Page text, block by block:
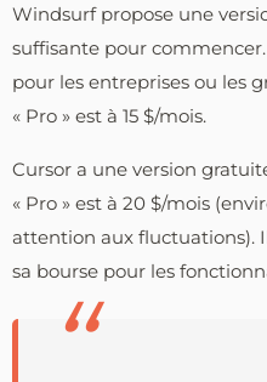
Windsurf propose une
suffisante pour
pour les entreprises ou les
« Pro » est à 15 $/mois.
Cursor a une version
« Pro » est à 20 $/mois
attention aux fluctuations).
sa bourse pour les